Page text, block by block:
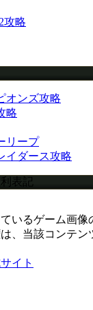
攻略
オンズ攻略
略
リープ
イダース攻略
表記
いるゲーム画像
、当該コンテン
イト